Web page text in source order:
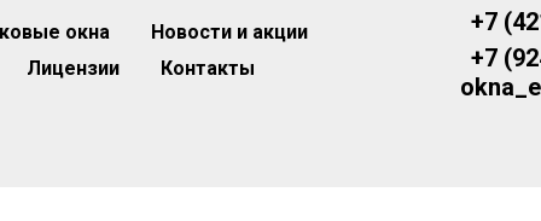
окна
Новости и акции
Лицензии
Контакты
+7
+7